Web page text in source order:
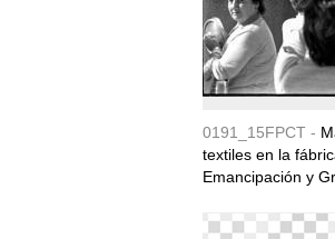
0191_15FPCT -
textiles en la
Emancipación y